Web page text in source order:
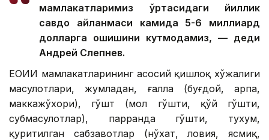
мамлакатларимиз ўртасидаги йиллик
савдо айланмаси камида 5-6 миллиард
долларга ошишини кутмоқдамиз, — деди
Андрей Слепнев.
ЕОИИ мамлакатларининг асосий қишлоқ хўжалиги
маҳсулотлари, жумладан, ғалла (буғдой, арпа,
маккажўхори), гўшт (мол гўшти, қўй гўшти,
субмаҳсулотлар), парранда гўшти, тухум,
қуритилган сабзавотлар (нўхат, ловия, ясмиқ,